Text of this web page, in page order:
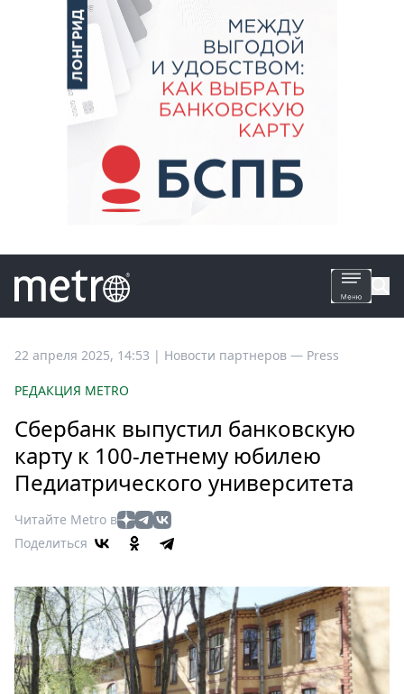
Все
Россия
Мир
Здоровье
Туризм
Мода
Театр
Кино
Афиша
Книги
Выставки
22 апреля 2025, 14:53 | Новости партнеров — Press
РЕДАКЦИЯ METRO
Сбербанк выпустил банковскую
карту к 100-летнему юбилею
Педиатрического университета
Читайте Metro в
Поделиться